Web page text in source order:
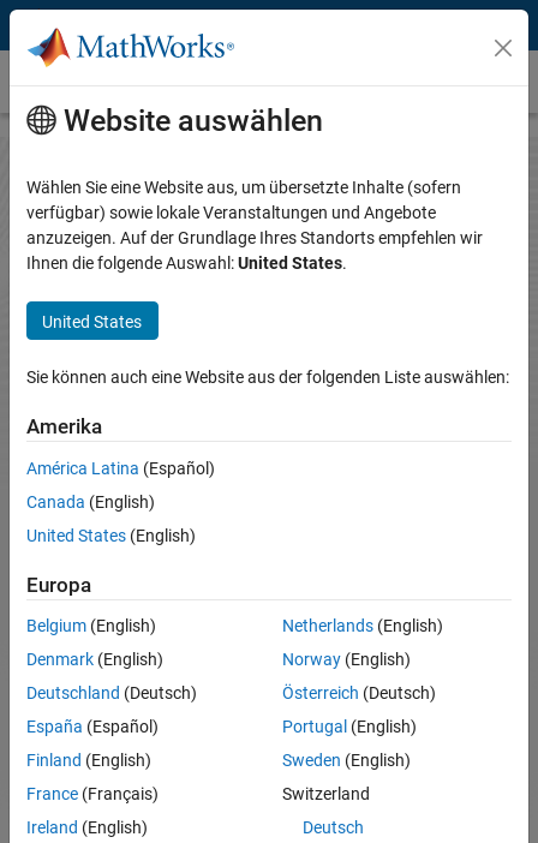
Weiter zum Inhalt
Kontakt
Wie können wir helfen?
Kontaktieren Sie uns, um Fragen zu Produkten zu stellen, ein Angebot
Navigation im Panel
benötigen bei:
Installation und Einrichtung
Produktverwendung
MathWorks Account und Lizenzierung
Abrechnung und Rechnungsstellung
Website auswählen
Wählen Sie eine Website aus, um übersetzte Inhalte (sofern
verfügbar) sowie lokale Veranstaltungen und Angebote
anzuzeigen. Auf der Grundlage Ihres Standorts empfehlen wir
Ihnen die folgende Auswahl:United States.
United States
Sie können auch eine Website aus der folgenden Liste auswählen:
Amerika
América Latina (Español)
Canada (English)
United States (English)
Europa
Belgium (English)
Denmark (English)
Deutschland (Deutsch)
España (Español)
Finland (English)
France (Français)
Ireland (English)
Netherlands(English)
Norway(English)
Österreich (Deutsch)
Portugal (English)
Sweden (English)
Switzerland
Deutsch